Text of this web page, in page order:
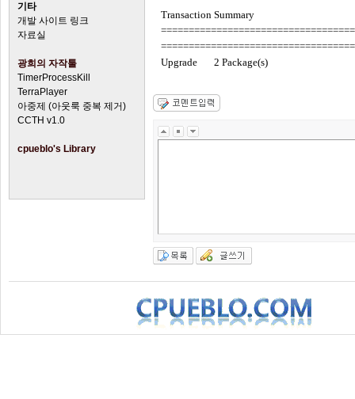
기타
개발 사이트 링크
자료실
광희의 자작툴
TimerProcessKill
TerraPlayer
아중제 (아웃룩 중복 제거)
CCTH v1.0
cpueblo's Library
Transaction Summary
Upgrade 2 Package(s)